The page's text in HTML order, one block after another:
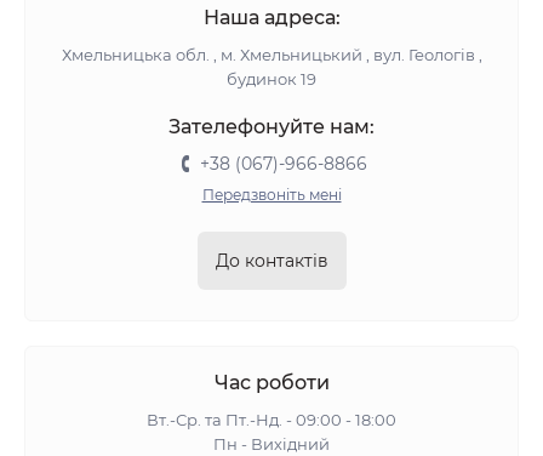
Наша адреса:
Хмельницька обл. , м. Хмельницький , вул. Геологів ,
будинок 19
Зателефонуйте нам:
+38 (067)-966-8866
Передзвоніть мені
До контактів
Час роботи
Вт.-Ср. та Пт.-Нд. - 09:00 - 18:00
Пн - Вихідний